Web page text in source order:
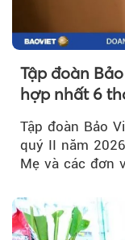
Tập đoàn
hợp nhất 6
Tập đoàn Bảo
quý II năm
Mẹ và các đơn